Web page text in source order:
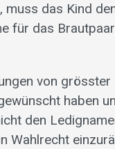
muss das Kind
für das
von grösster
haben
den
Wahlrecht